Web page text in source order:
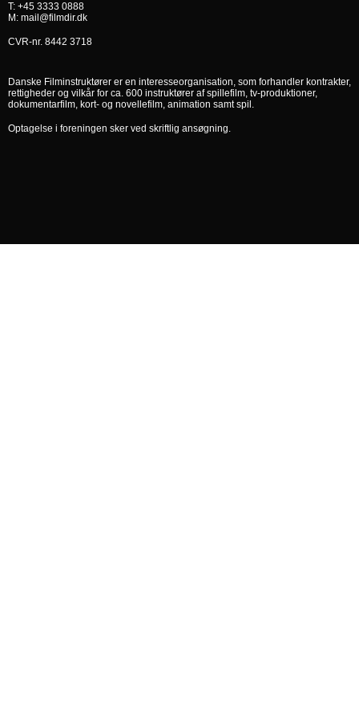
T: +45 3333 0888
M: mail@filmdir.dk
CVR-nr. 8442 3718
Danske Filminstruktører er en interesseorganisation, som forhandler kontrakter,
rettigheder og vilkår for ca. 600 instruktører af spillefilm, tv-produktioner,
dokumentarfilm, kort- og novellefilm, animation samt spil.
Optagelse i foreningen sker ved skriftlig ansøgning.